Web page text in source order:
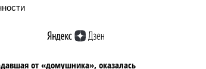
от «домушника», оказалась